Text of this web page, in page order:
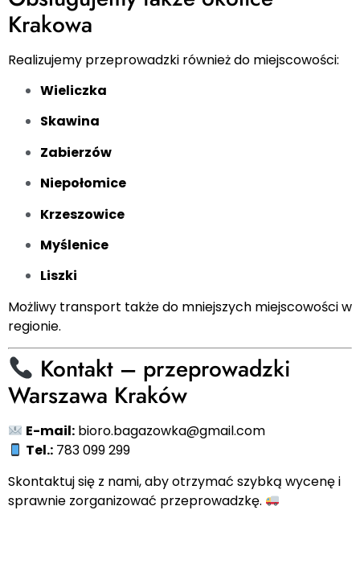
Krakowa
Realizujemy przeprowadzki również do miejscowości:
Wieliczka
Skawina
Zabierzów
Niepołomice
Krzeszowice
Myślenice
Liszki
Możliwy transport także do mniejszych miejscowości w
regionie.
Kontakt – przeprowadzki
Warszawa Kraków
E-mail: bioro.bagazowka@gmail.com
Tel.: 783 099 299
Skontaktuj się z nami, aby otrzymać szybką wycenę i
sprawnie zorganizować przeprowadzkę.